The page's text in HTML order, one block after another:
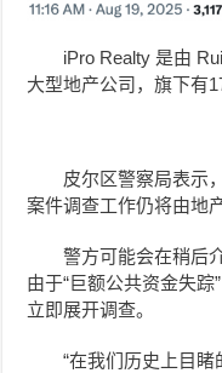
iPro Realty 是由
大型地产公司，旗下有
皮尔区警察局表示
案件调查工作仍将由地
警方可能会在稍后
由于“巨额公共资金失
立即展开调查。
“在我们历史上目